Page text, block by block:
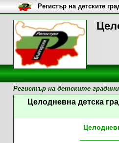
Регистър на детските
Регистър на детските градини
Целодневна детска